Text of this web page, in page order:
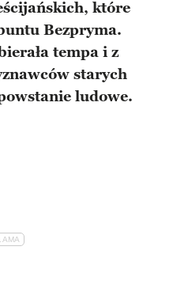
które
Bezpryma.
tempa i z
starych
ludowe.